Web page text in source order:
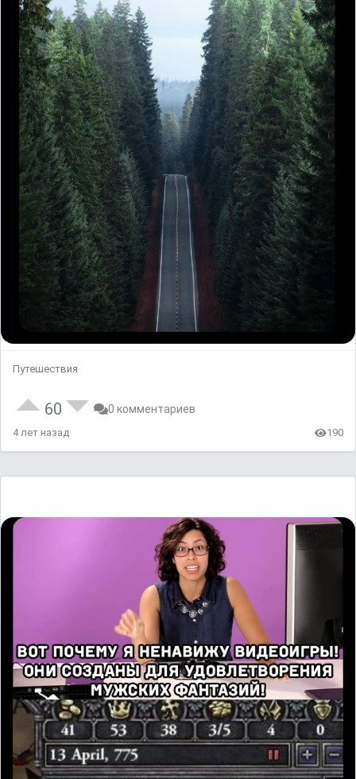
Путешествия
60 0 комментариев
4 лет назад 190